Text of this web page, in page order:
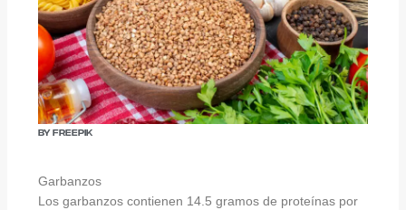
By Freepik
Garbanzos
Los garbanzos contienen 14.5 gramos de proteínas por